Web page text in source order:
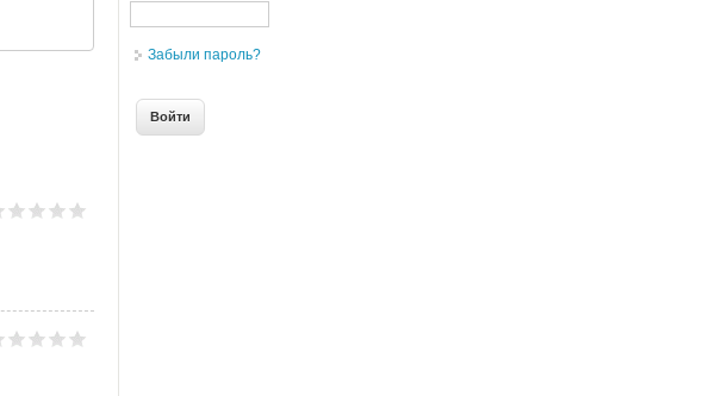
Забыли пароль?